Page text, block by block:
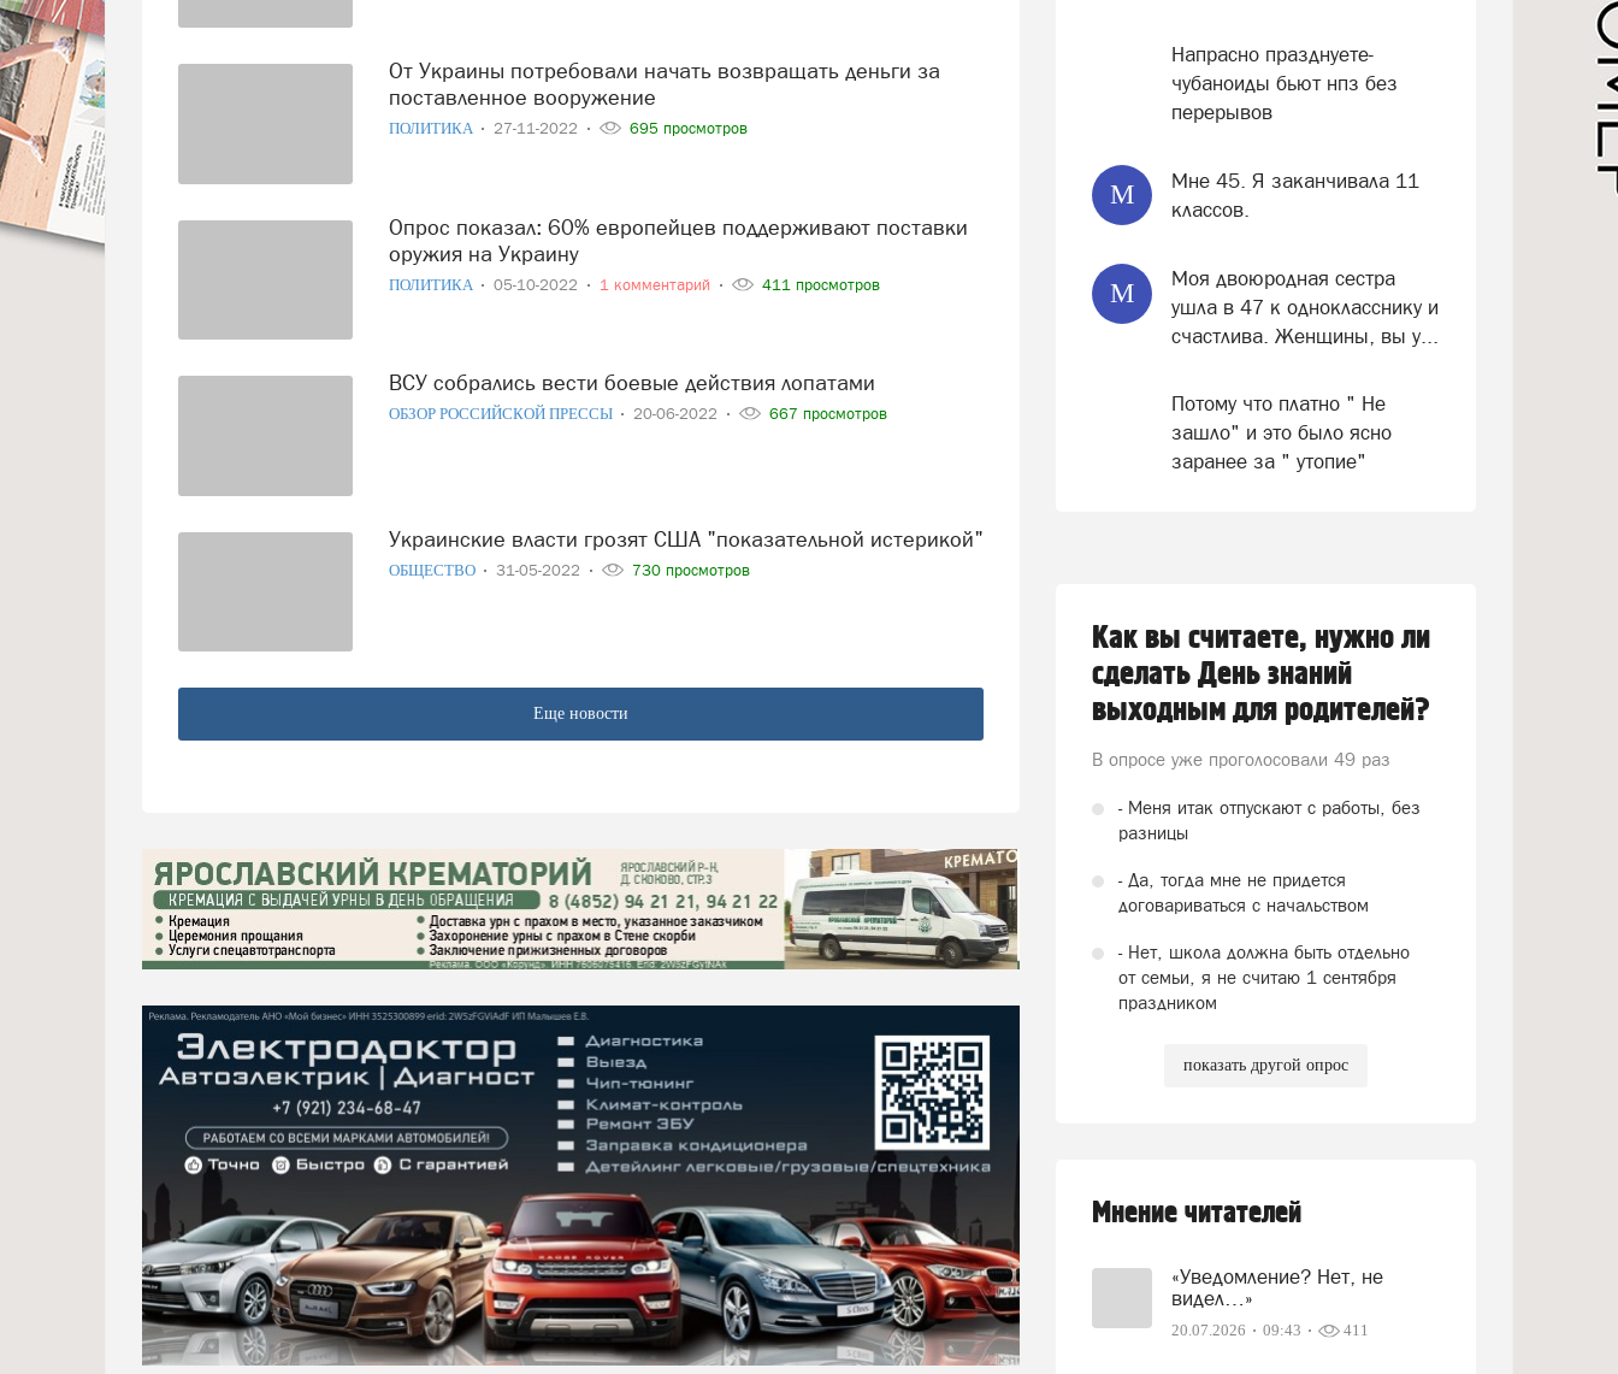
От Украины потребовали начать возвращать деньги за
поставленное вооружение
ПОЛИТИКА 27-11-2022 695 просмотров
Опрос показал: 60% европейцев поддерживают поставки
оружия на Украину
ПОЛИТИКА 05-10-2022 1 комментарий 411 просмотров
ВСУ собрались вести боевые действия лопатами
ОБЗОР РОССИЙСКОЙ ПРЕССЫ 20-06-2022 667 просмотров
Украинские власти грозят США "показательной истерикой"
ОБЩЕСТВО 31-05-2022 730 просмотров
Еще новости
Напрасно празднуете-
чубаноиды бьют нпз без
перерывов
М
Мне 45. Я заканчивала 11
классов.
М
Моя двоюродная сестра
ушла в 47 к однокласснику и
счастлива. Женщины, вы у...
Потому что платно " Не
зашло" и это было ясно
заранее за " утопие"
Как вы считаете, нужно ли
сделать День знаний
выходным для родителей?
В опросе уже проголосовали 49 раз
- Меня итак отпускают с работы, без
разницы
- Да, тогда мне не придется
договариваться с начальством
- Нет, школа должна быть отдельно
от семьи, я не считаю 1 сентября
праздником
показать другой опрос
Мнение читателей
«Уведомление? Нет, не
видел…»
20.07.2026 09:43 411